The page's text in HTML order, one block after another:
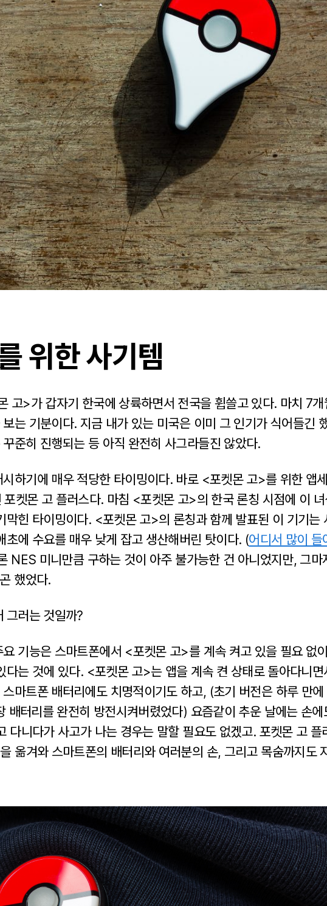
위한 사기템
고>가 갑자기 한국에 상륙하면서 전국을 휩쓸고 있다. 마치 7개
는 기분이다. 지금 내가 있는 미국은 이미 그 인기가 식어들긴
준히 진행되는 등 아직 완전히 사그라들진 않았다.
하기에 매우 적당한 타이밍이다. 바로 <포켓몬 고>를 위한 앱
켓몬 고 플러스다. 마침 <포켓몬 고>의 한국 론칭 시점에 이
막힌 타이밍이다. <포켓몬 고>의 론칭과 함께 발표된 이 기기는
초에 수요를 매우 낮게 잡고 생산해버린 탓이다. (어디서 많이 들
NES 미니만큼 구하는 것이 아주 불가능한 건 아니었지만, 그마
했었다.
그러는 것일까?
기능은 스마트폰에서 <포켓몬 고>를 계속 켜고 있을 필요 없
다는 것에 있다. <포켓몬 고>는 앱을 계속 켠 상태로 돌아다니면
마트폰 배터리에도 치명적이기도 하고, (초기 버전은 하루 만에
터리를 완전히 방전시켜버렸었다) 요즘같이 추운 날에는 손에
다니다가 사고가 나는 경우는 말할 필요도 없겠고. 포켓몬 고 플
옮겨와 스마트폰의 배터리와 여러분의 손, 그리고 목숨까지도